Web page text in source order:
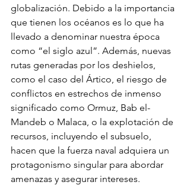
globalización. Debido a la importancia
que tienen los océanos es lo que ha
llevado a denominar nuestra época
como “el siglo azul”. Además, nuevas
rutas generadas por los deshielos,
como el caso del Ártico, el riesgo de
conflictos en estrechos de inmenso
significado como Ormuz, Bab el-
Mandeb o Malaca, o la explotación de
recursos, incluyendo el subsuelo,
hacen que la fuerza naval adquiera un
protagonismo singular para abordar
amenazas y asegurar intereses.